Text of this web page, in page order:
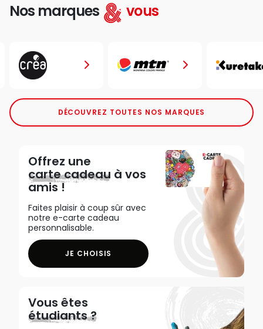
Nos marques vous
DÉCOUVREZ TOUTES NOS MARQUES
Offrez une
carte cadeau à vos
amis !
Faites plaisir à coup sûr avec
notre e-carte cadeau
personnalisable.
JE CHOISIS
Vous êtes
étudiants ?